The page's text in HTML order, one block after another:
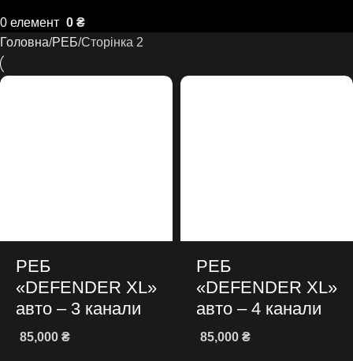
0 елемент 0 ₴
Головна РЕБ Сторінка 2
РЕБ
«DEFENDER XL»
авто – 3 канали
85,000 ₴
РЕБ
«DEFENDER XL»
авто – 4 канали
85,000 ₴